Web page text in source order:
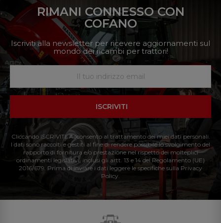
RIMANI CONNESSO CON
COFANO
Iscriviti alla newsletter per ricevere aggiornamenti sul
mondo dei ricambi per trattori!
ISCRIVITI
Cliccando ISCRIVITI: Acconsento al trattamento dei miei dati personali.
I dati sono raccolti e gestiti al fine di rendere possibile lo svolgimento del
rapporto di fornitura e/o prestazione nel rispetto dei molteplici
ordinamenti legislativi, inclusi gli artt. 13 e 14 del Regolamento (UE)
2016/679. Prima di inviare i dati leggere le specifiche sulla Privacy
Policy.